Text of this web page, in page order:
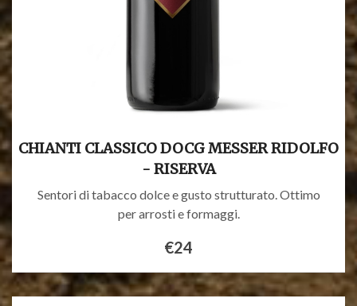
CHIANTI CLASSICO DOCG MESSER RIDOLFO
- RISERVA
Sentori di tabacco dolce e gusto strutturato. Ottimo
per arrosti e formaggi.
€24